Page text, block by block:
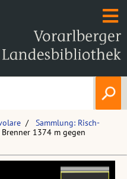
Sammlung: Risch-
1374 m gegen